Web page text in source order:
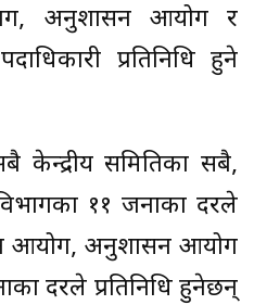
अनुशासन आयोग र
प्रतिनिधि हुने
केन्द्रीय समितिका सबै,
११ जनाका दरले
आयोग, अनुशासन आयोग
दरले प्रतिनिधि हुनेछन्